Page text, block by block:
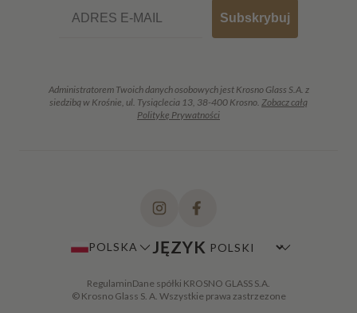
Subskrybuj
Administratorem Twoich danych osobowych jest Krosno Glass S.A. z
siedzibą w Krośnie, ul. Tysiąclecia 13, 38-400 Krosno. Zobacz całą
Politykę Prywatności
POLSKA JĘZYK
RegulaminDane spółki KROSNO GLASS S.A.
© Krosno Glass S. A. Wszystkie prawa zastrzezone